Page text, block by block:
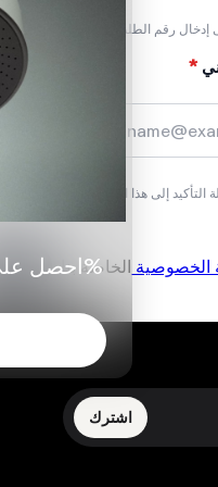
اشترك
احصل على خصم إضافي بنسبة 15%